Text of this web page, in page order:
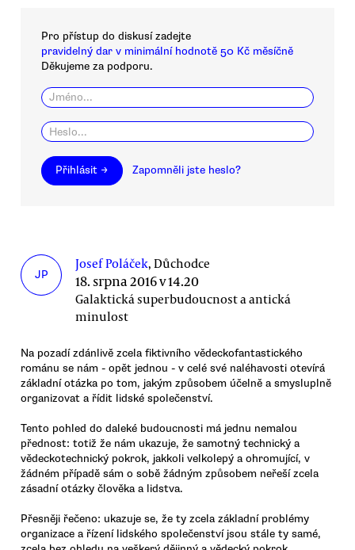
Pro přístup do diskusí zadejte
pravidelný dar v minimální hodnotě 50 Kč měsíčně
Děkujeme za podporu.
Přihlásit → Zapomněli jste heslo?
JP
Josef Poláček, Důchodce
18. srpna 2016 v 14.20
Galaktická superbudoucnost a antická
minulost
Na pozadí zdánlivě zcela fiktivního vědeckofantastického
románu se nám - opět jednou - v celé své naléhavosti otevírá
základní otázka po tom, jakým způsobem účelně a smysluplně
organizovat a řídit lidské společenství.
Tento pohled do daleké budoucnosti má jednu nemalou
přednost: totiž že nám ukazuje, že samotný technický a
vědeckotechnický pokrok, jakkoli velkolepý a ohromující, v
žádném případě sám o sobě žádným způsobem neřeší zcela
zásadní otázky člověka a lidstva.
Přesněji řečeno: ukazuje se, že ty zcela základní problémy
organizace a řízení lidského společenství jsou stále ty samé,